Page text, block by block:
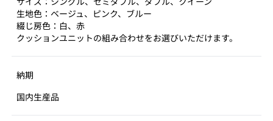
生地色：ベージュ、ピンク、ブルー
綴じ房色：白、赤
クッションユニットの組み合わせをお選びいただけます。
納期
国内生産品